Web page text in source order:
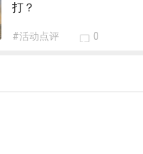
打？
#活动点评 0